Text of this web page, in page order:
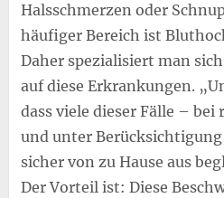
Halsschmerzen oder
häufiger Bereich ist
Daher spezialisiert man
auf diese Erkrankungen.
dass viele dieser Fälle –
und unter
sicher von zu Hause aus
Der Vorteil ist: Diese